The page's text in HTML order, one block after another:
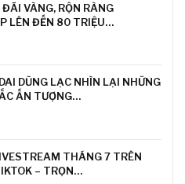
VÀNG, RỘN RÀNG
LÊN ĐẾN 80 TRIỆU…
DŨNG LẠC NHÌN LẠI NHỮNG
ẤN TƯỢNG…
THÁNG 7 TRÊN
– TRỌN…